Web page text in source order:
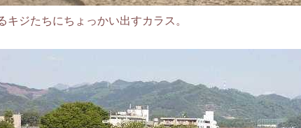
ジたちにちょっかい出すカラス。